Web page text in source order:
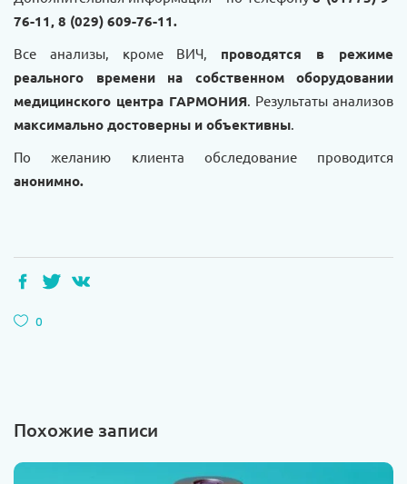
76-11, 8 (029) 609-76-11.
Все анализы, кроме ВИЧ, проводятся в режиме
реального времени на собственном оборудовании
медицинского центра ГАРМОНИЯ. Результаты анализов
максимально достоверны и объективны.
По желанию клиента обследование проводится
анонимно.
0
Похожие записи